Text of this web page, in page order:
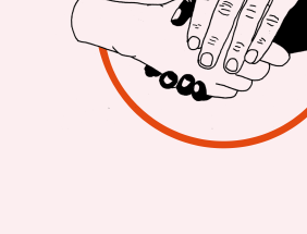
… dass
Narben
doch mal
… dass